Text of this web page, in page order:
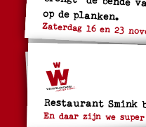
op de planken.
Zaterdag 16 en 23
Restaurant Smink
En daar zijn we